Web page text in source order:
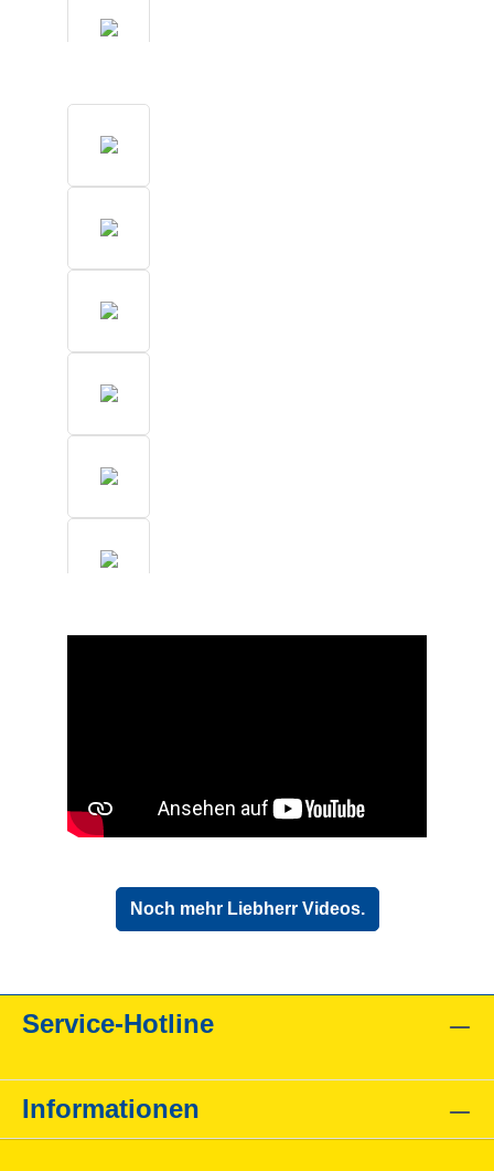
Noch mehr Liebherr Videos.
Service-Hotline
Informationen